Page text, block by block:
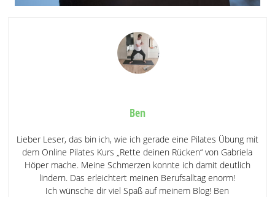
Ben
Lieber Leser, das bin ich, wie ich gerade eine Pilates Übung mit
dem Online Pilates Kurs „Rette deinen Rücken“ von Gabriela
Höper mache. Meine Schmerzen konnte ich damit deutlich
lindern. Das erleichtert meinen Berufsalltag enorm!
Ich wünsche dir viel Spaß auf meinem Blog! Ben